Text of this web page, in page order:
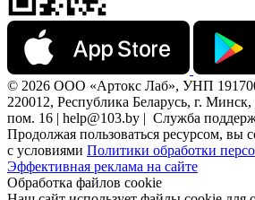
© 2026 ООО «Артокс Лаб», УНП
220012, Республика Беларусь, г.
пом. 16 | help@103.by | Служба
Продолжая пользоваться ресурсом, вы
с условиями Политики обработки
Эффективная реклама на сайте
Обработка файлов cookie